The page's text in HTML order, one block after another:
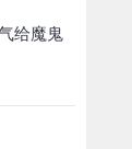
给魔鬼